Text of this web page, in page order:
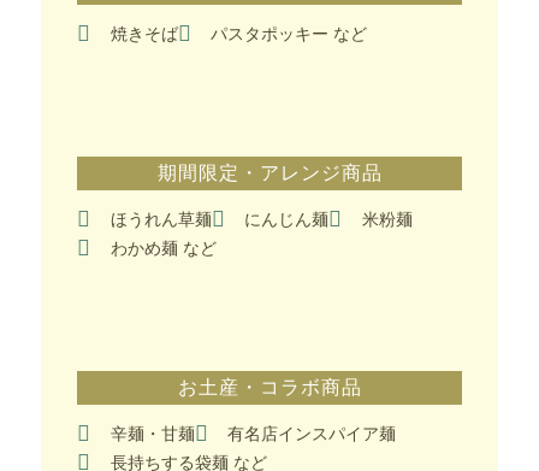
焼きそば パスタポッキー など
期間限定・アレンジ商品
ほうれん草麺 にんじん麺
米粉麺
わかめ麺 など
お土産・コラボ商品
辛麺・甘麺
有名店インスパイア麺
長持ちする袋麺 など